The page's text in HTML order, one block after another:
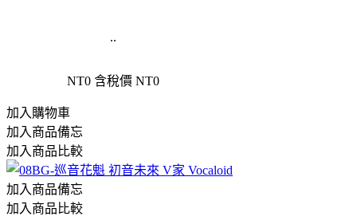
..
NT0 含稅價 NT0
加入購物車
加入商品備忘
加入商品比較
加入商品備忘
加入商品比較